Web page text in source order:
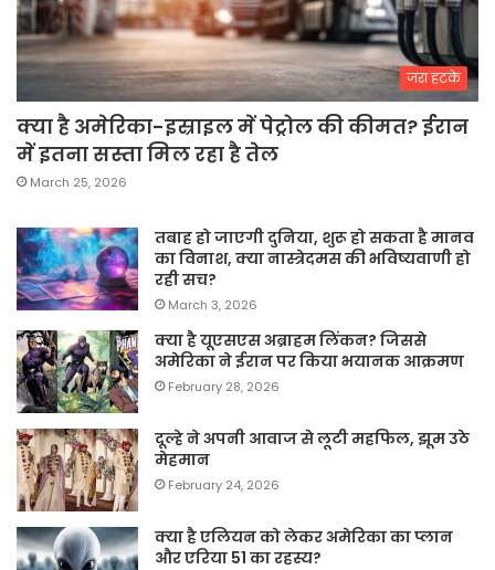
जरा हटके
क्या है अमेरिका-इस्राइल में पेट्रोल की कीमत? ईरान
में इतना सस्ता मिल रहा है तेल
March 25, 2026
तबाह हो जाएगी दुनिया, शुरू हो सकता है मानव
का विनाश, क्या नास्त्रेदमस की भविष्यवाणी हो
रही सच?
March 3, 2026
क्या है यूएसएस अब्राहम लिंकन? जिससे
अमेरिका ने ईरान पर किया भयानक आक्रमण
February 28, 2026
दूल्हे ने अपनी आवाज से लूटी महफिल, झूम उठे
मेहमान
February 24, 2026
क्या है एलियन को लेकर अमेरिका का प्लान
और एरिया 51 का रहस्य?